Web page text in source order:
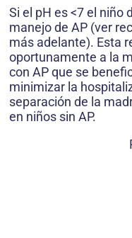
Si el pH es <7 el niño
manejo de AP (ver
más adelante). Esta
oportunamente a la
con AP que se
minimizar la
separación de la
en niños sin AP.